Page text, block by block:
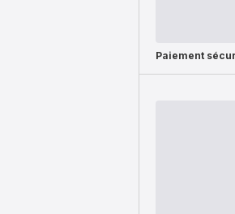
Paiement